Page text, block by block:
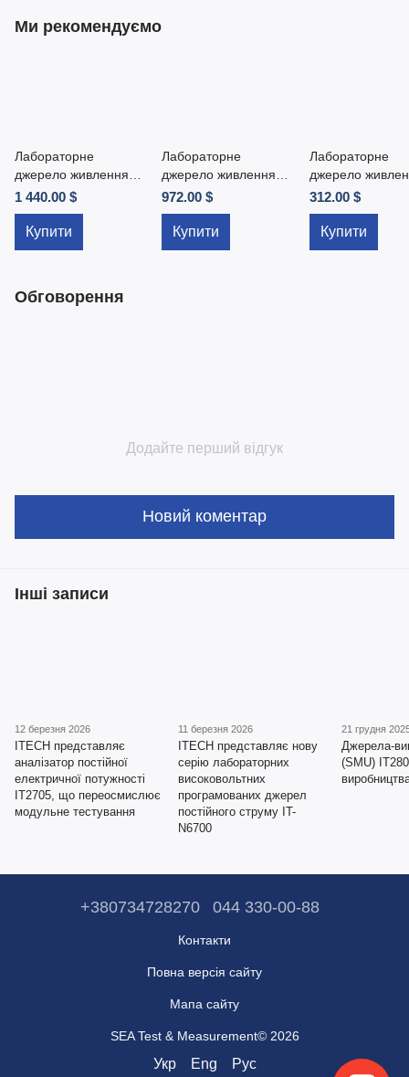
Ми рекомендуємо
Лабораторне
джерело живлення
IT6952A
1 440.00 $
Купити
Лабораторне
джерело живлення
N3412
972.00 $
Купити
Лабораторне
джерело
SPD1168X
312.00 $
Купити
Обговорення
Додайте перший відгук
Новий коментар
Інші записи
12 березня 2026
ITECH представляє
аналізатор постійної
електричної потужності
IT2705, що переосмислює
модульне тестування
11 березня 2026
ITECH представляє нову
серію лабораторних
високовольтних
програмованих джерел
постійного струму IT-
N6700
21 грудня
Джерела-
(SMU)
+380734728270 044 330-00-88
Контакти
Повна версія сайту
Мапа сайту
SEA Test & Measurement© 2026
Укр Eng Рус